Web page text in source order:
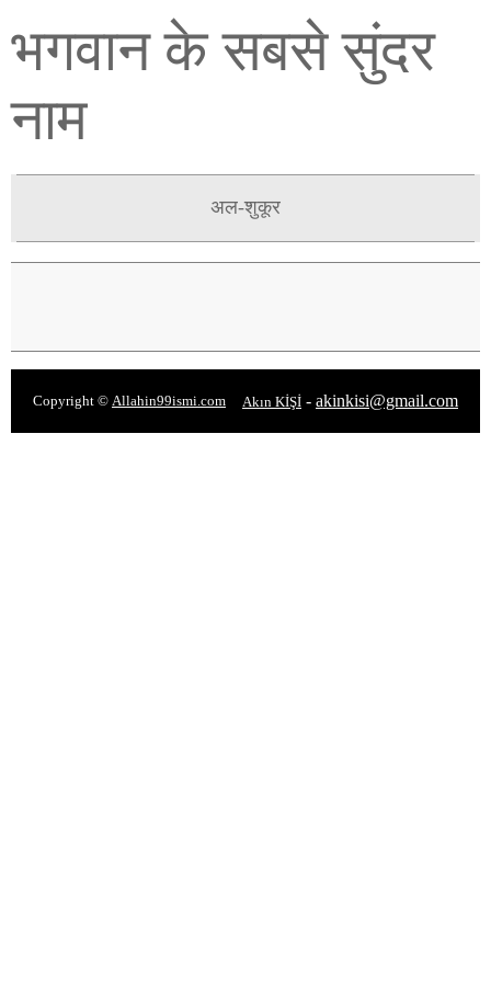
भगवान के सबसे सुंदर
नाम
अल-शुकूर
Copyright © Allahin99ismi.com Akın KİŞİ - akinkisi@gmail.com